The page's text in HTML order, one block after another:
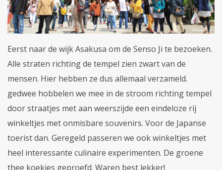
Eerst naar de wijk Asakusa om de Senso Ji te bezoeken.
Alle straten richting de tempel zien zwart van de
mensen. Hier hebben ze dus allemaal verzameld.
gedwee hobbelen we mee in de stroom richting tempel
door straatjes met aan weerszijde een eindeloze rij
winkeltjes met onmisbare souvenirs. Voor de Japanse
toerist dan. Geregeld passeren we ook winkeltjes met
heel interessante culinaire experimenten. De groene
thee koekjes geproefd. Waren best lekker!